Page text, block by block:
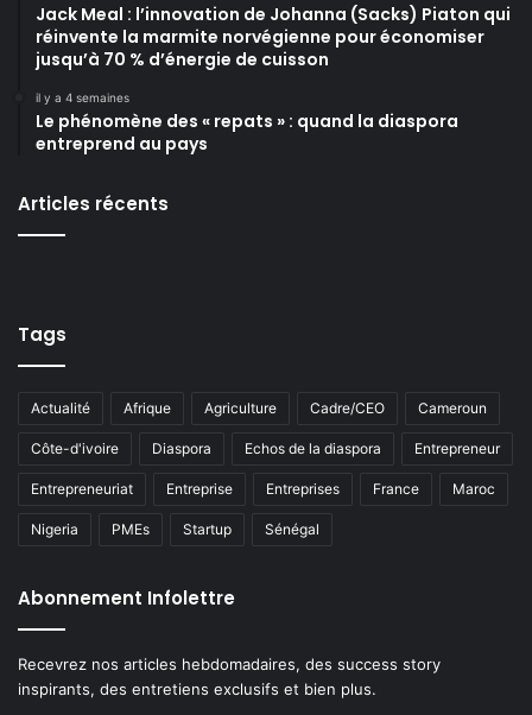
Jack Meal : l’innovation de Johanna (Sacks) Piaton qui
réinvente la marmite norvégienne pour économiser
jusqu’à 70 % d’énergie de cuisson
il y a 4 semaines
Le phénomène des « repats » : quand la diaspora
entreprend au pays
Articles récents
Tags
Actualité Afrique Agriculture Cadre/CEO Cameroun
Côte-d'ivoire Diaspora Echos de la diaspora Entrepreneur
Entrepreneuriat Entreprise Entreprises France Maroc
Nigeria PMEs Startup Sénégal
Abonnement Infolettre
Recevrez nos articles hebdomadaires, des success story
inspirants, des entretiens exclusifs et bien plus.